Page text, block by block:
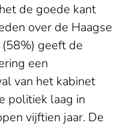
de goede kant
over de Haagse
geeft de
een
van het kabinet
politiek laag in
vijftien jaar. De